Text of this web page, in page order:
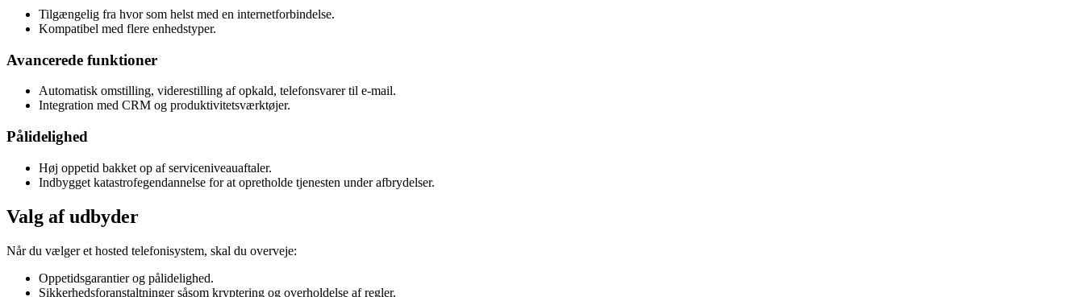
Tilgængelig fra hvor som helst med en internetforbindelse.
Kompatibel med flere enhedstyper.
Avancerede funktioner
Automatisk omstilling, viderestilling af opkald, telefonsvarer til e-mail.
Integration med CRM og produktivitetsværktøjer.
Pålidelighed
Høj oppetid bakket op af serviceniveauaftaler.
Indbygget katastrofegendannelse for at opretholde tjenesten under afbrydelser.
Valg af udbyder
Når du vælger et hosted telefonisystem, skal du overveje:
Oppetidsgarantier og pålidelighed.
Sikkerhedsforanstaltninger såsom kryptering og overholdelse af regler.